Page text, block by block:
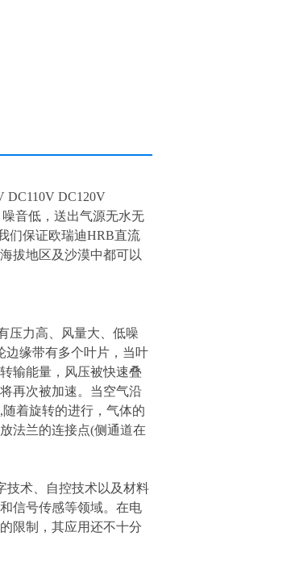
DC110V DC120V
音低，送出气源无水无
们保证欧瑞迪HRB直流
拔地区及沙漠中都可以
压力高、风量大、低噪
边缘带有多个叶片，当叶
输能量，风压被快速叠
再次被加速。当空气沿
着旋转的进行，气体的
法兰的连接点(侧通道在
技术、自控技术以及材料
信号传感等领域。在电
限制，其应用还不十分